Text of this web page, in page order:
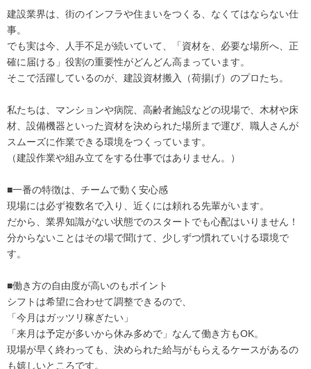
建設業界は、街のインフラや住まいをつくる、なくてはならない仕
事。
でも実は今、人手不足が続いていて、「資材を、必要な場所へ、正
確に届ける」役割の重要性がどんどん高まっています。
そこで活躍しているのが、建設資材搬入（荷揚げ）のプロたち。
私たちは、マンションや病院、高齢者施設などの現場で、木材や床
材、設備機器といった資材を決められた場所まで運び、職人さんが
スムーズに作業できる環境をつくっています。
（建設作業や組み立てをする仕事ではありません。）
■一番の特徴は、チームで動く安心感
現場には必ず複数名で入り、近くには頼れる先輩がいます。
だから、業界知識がない状態でのスタートでも心配はいりません！
分からないことはその場で聞けて、少しずつ慣れていける環境で
す。
■働き方の自由度が高いのもポイント
シフトは希望に合わせて調整できるので、
「今月はガッツリ稼ぎたい」
「来月は予定が多いから休み多めで」なんて働き方もOK。
現場が早く終わっても、決められた給与がもらえるケースがあるの
も嬉しいところです。